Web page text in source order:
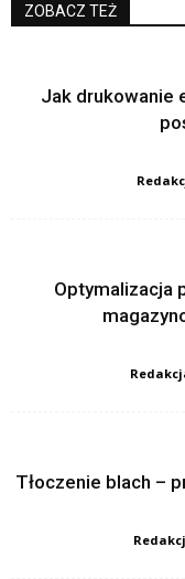
ZOBACZ TEŻ
Jak drukowanie
Optymalizacja
Tłoczenie blach –